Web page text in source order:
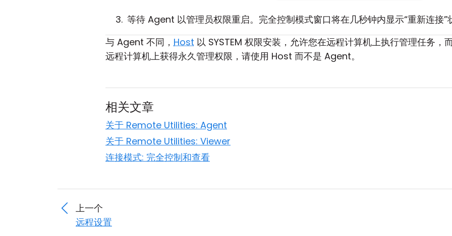
等待 Agent 以管理员权限重启。完全控制模式窗口将在几秒钟内显示“重新连接”
与 Agent 不同， Host 以 SYSTEM 权限安装，允许您在远程计算机上执行管理任务，
远程计算机上获得永久管理权限，请使用 Host 而不是 Agent。
相关文章
关于 Remote Utilities: Agent
关于 Remote Utilities: Viewer
连接模式: 完全控制和查看
上一个
远程设置